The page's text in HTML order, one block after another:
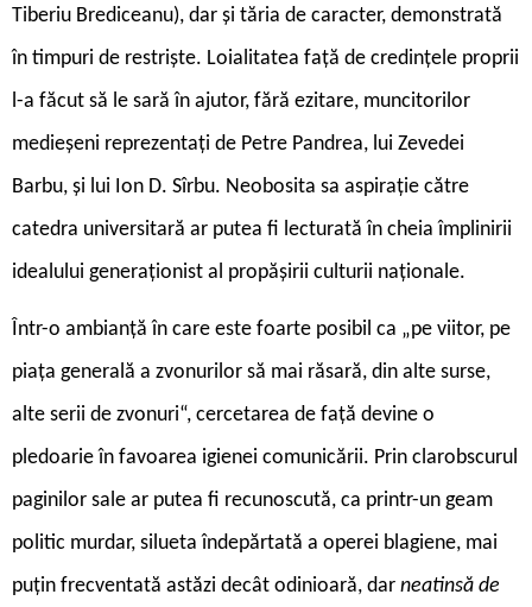
Tiberiu Brediceanu), dar și tăria de caracter, demonstrată
în timpuri de restriște. Loialitatea față de credințele proprii
l-a făcut să le sară în ajutor, fără ezitare, muncitorilor
medieșeni reprezentați de Petre Pandrea, lui Zevedei
Barbu, și lui Ion D. Sîrbu. Neobosita sa aspirație către
catedra universitară ar putea fi lecturată în cheia împlinirii
idealului generaționist al propășirii culturii naționale.
Într-o ambianță în care este foarte posibil ca „pe viitor, pe
piața generală a zvonurilor să mai răsară, din alte surse,
alte serii de zvonuri“, cercetarea de față devine o
pledoarie în favoarea igienei comunicării. Prin clarobscurul
paginilor sale ar putea fi recunoscută, ca printr-un geam
politic murdar, silueta îndepărtată a operei blagiene, mai
puțin frecventată astăzi decât odinioară, dar neatinsă de